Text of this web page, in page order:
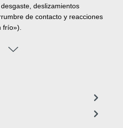
deslizamientos
de contacto y reacciones
frío»).